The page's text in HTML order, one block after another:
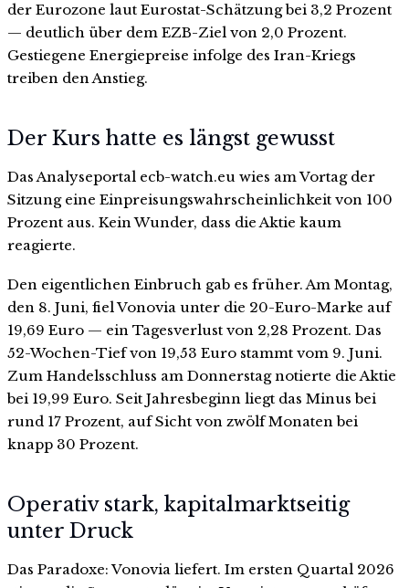
der Eurozone laut Eurostat-Schätzung bei 3,2 Prozent
— deutlich über dem EZB-Ziel von 2,0 Prozent.
Gestiegene Energiepreise infolge des Iran-Kriegs
treiben den Anstieg.
Der Kurs hatte es längst gewusst
Das Analyseportal ecb-watch.eu wies am Vortag der
Sitzung eine Einpreisungswahrscheinlichkeit von 100
Prozent aus. Kein Wunder, dass die Aktie kaum
reagierte.
Den eigentlichen Einbruch gab es früher. Am Montag,
den 8. Juni, fiel Vonovia unter die 20-Euro-Marke auf
19,69 Euro — ein Tagesverlust von 2,28 Prozent. Das
52-Wochen-Tief von 19,53 Euro stammt vom 9. Juni.
Zum Handelsschluss am Donnerstag notierte die Aktie
bei 19,99 Euro. Seit Jahresbeginn liegt das Minus bei
rund 17 Prozent, auf Sicht von zwölf Monaten bei
knapp 30 Prozent.
Operativ stark, kapitalmarktseitig
unter Druck
Das Paradoxe: Vonovia liefert. Im ersten Quartal 2026